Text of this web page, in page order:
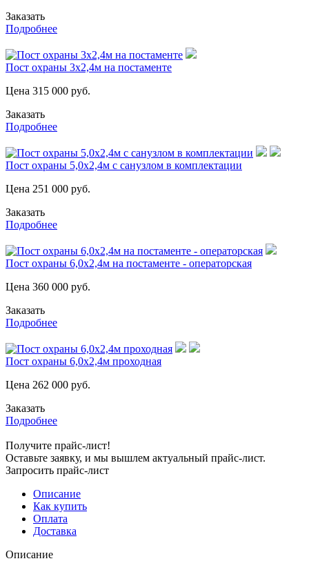
Заказать
Подробнее
Пост охраны 3х2,4м на постаменте
Цена 315 000 руб.
Заказать
Подробнее
Пост охраны 5,0х2,4м с санузлом в комплектации
Цена 251 000 руб.
Заказать
Подробнее
Пост охраны 6,0х2,4м на постаменте - операторская
Цена 360 000 руб.
Заказать
Подробнее
Пост охраны 6,0х2,4м проходная
Цена 262 000 руб.
Заказать
Подробнее
Получите прайс-лист!
Оставьте заявку, и мы вышлем актуальный прайс-лист.
Запросить прайс-лист
Описание
Как купить
Оплата
Доставка
Описание